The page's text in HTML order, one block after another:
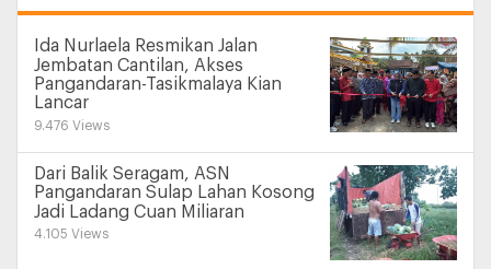
Ida Nurlaela Resmikan Jalan
Jembatan Cantilan, Akses
Pangandaran-Tasikmalaya Kian
Lancar
9.476 Views
Dari Balik Seragam, ASN
Pangandaran Sulap Lahan Kosong
Jadi Ladang Cuan Miliaran
4.105 Views